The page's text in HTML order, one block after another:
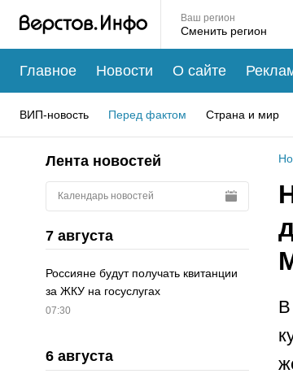
Ваш регион
Главное Новости О сайте
ВИП-новость Перед фактом Страна и мир
Лента новостей
Календарь новостей
7 августа
Россияне будут получать квитанции
за ЖКУ на госуслугах
07:30
6 августа
В